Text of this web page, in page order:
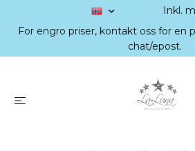
Inkl.
For engro priser, kontakt oss for en
chat/epost.